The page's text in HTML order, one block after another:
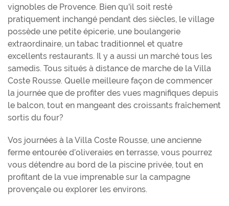
vignobles de Provence. Bien qu'il soit resté
pratiquement inchangé pendant des siècles, le village
possède une petite épicerie, une boulangerie
extraordinaire, un tabac traditionnel et quatre
excellents restaurants. Il y a aussi un marché tous les
samedis. Tous situés à distance de marche de la Villa
Coste Rousse. Quelle meilleure façon de commencer
la journée que de profiter des vues magnifiques depuis
le balcon, tout en mangeant des croissants fraîchement
sortis du four?
Vos journées à la Villa Coste Rousse, une ancienne
ferme entourée d’oliveraies en terrasse, vous pourrez
vous détendre au bord de la piscine privée, tout en
profitant de la vue imprenable sur la campagne
provençale ou explorer les environs.